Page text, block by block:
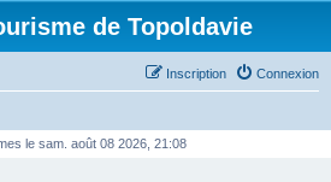
de Topoldavie
Connexion
Inscription
le sam. août 08 2026, 21:08